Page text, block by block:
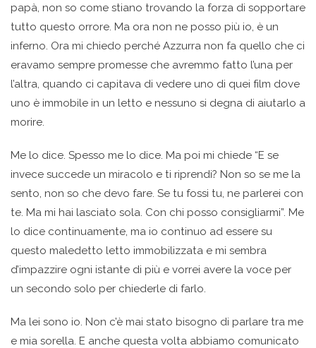
papà, non so come stiano trovando la forza di sopportare
tutto questo orrore. Ma ora non ne posso più io, è un
inferno. Ora mi chiedo perché Azzurra non fa quello che ci
eravamo sempre promesse che avremmo fatto l’una per
l’altra, quando ci capitava di vedere uno di quei film dove
uno è immobile in un letto e nessuno si degna di aiutarlo a
morire.
Me lo dice. Spesso me lo dice. Ma poi mi chiede “E se
invece succede un miracolo e ti riprendi? Non so se me la
sento, non so che devo fare. Se tu fossi tu, ne parlerei con
te. Ma mi hai lasciato sola. Con chi posso consigliarmi”. Me
lo dice continuamente, ma io continuo ad essere su
questo maledetto letto immobilizzata e mi sembra
d’impazzire ogni istante di più e vorrei avere la voce per
un secondo solo per chiederle di farlo.
Ma lei sono io. Non c’è mai stato bisogno di parlare tra me
e mia sorella. E anche questa volta abbiamo comunicato